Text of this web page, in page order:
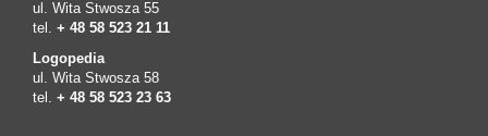
ul. Wita Stwosza 55
tel. + 48 58 523 21 11
Logopedia
ul. Wita Stwosza 58
tel. + 48 58 523 23 63